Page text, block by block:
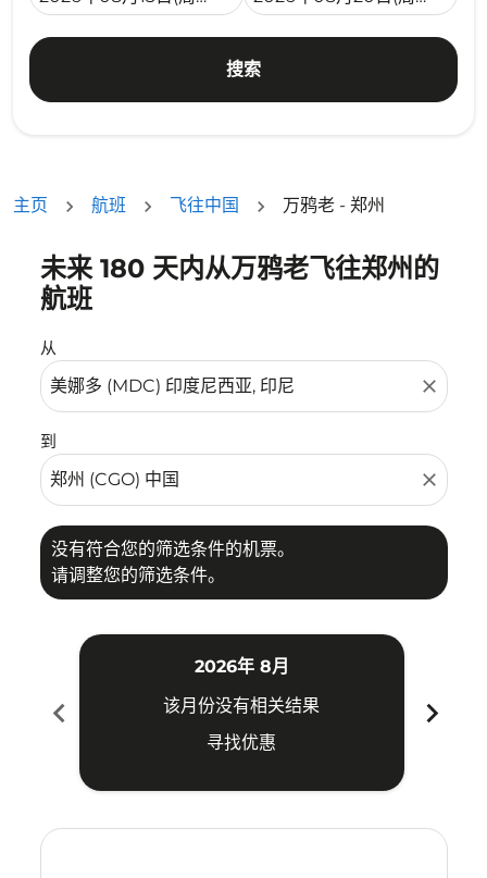
搜索
主页 航班 飞往中国 万鸦老 - 郑州
未来 180 天内从万鸦老飞往郑州的
航班
从
close
到
close
没有符合您的筛选条件的机票。
请调整您的筛选条件。
没有符合您的筛选条件的机票。请调整您的筛选条件。
chevron_left
2026年 8月
该月份没有相关结果
寻找优惠
chevron_right